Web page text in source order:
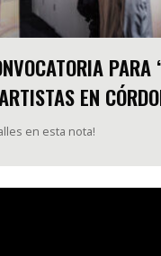
PARA
EN
en esta nota!